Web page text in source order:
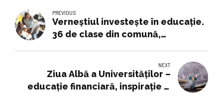
PREVIOUS
Verneștiul investește în educație.
36 de clase din comună,
NEXT
Ziua Albă a Universităților –
educație financiară, inspirație și